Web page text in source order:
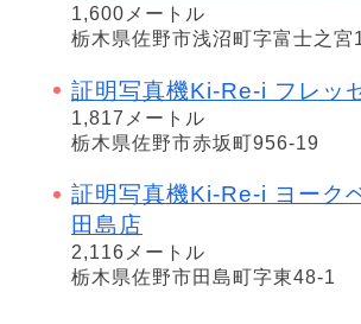
1,600メートル
栃木県佐野市浅沼町字富士之宮
証明写真機Ki-Re-i フレッ
1,817メートル
栃木県佐野市赤坂町956-19
証明写真機Ki-Re-i ヨーク
田島店
2,116メートル
栃木県佐野市田島町字東48-1